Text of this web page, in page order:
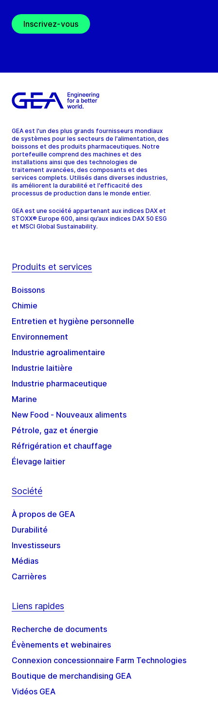
Inscrivez-vous
GEA est l'un des plus grands fournisseurs mondiaux
de systèmes pour les secteurs de l'alimentation, des
boissons et des produits pharmaceutiques. Notre
portefeuille comprend des machines et des
installations ainsi que des technologies de
traitement avancées, des composants et des
services complets. Utilisés dans diverses industries,
ils améliorent la durabilité et l'efficacité des
processus de production dans le monde entier.
GEA est une société appartenant aux indices DAX et
STOXX® Europe 600, ainsi qu’aux indices DAX 50 ESG
et MSCI Global Sustainability.
Produits et services
Boissons
Chimie
Entretien et hygiène personnelle
Environnement
Industrie agroalimentaire
Industrie laitière
Industrie pharmaceutique
Marine
New Food - Nouveaux aliments
Pétrole, gaz et énergie
Réfrigération et chauffage
Élevage laitier
Société
À propos de GEA
Durabilité
Investisseurs
Médias
Carrières
Liens rapides
Recherche de documents
Évènements et webinaires
Connexion concessionnaire Farm Technologies
Boutique de merchandising GEA
Vidéos GEA